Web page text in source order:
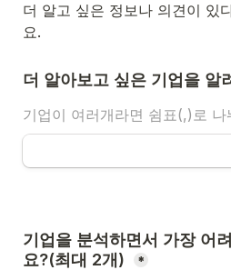
더 알고 싶은 정보나 의견이 있
요.
더 알아보고 싶은 기업을 알
기업이 여러개라면 쉼표(,)로 나
기업을 분석하면서 가장 어
요?(최대 2개)
*